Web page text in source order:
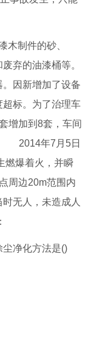
木制件的砂、
弃的油漆桶等。
因新增加了设备
标。为了治理车
增加到8套，车间
2014年7月5日
燃爆着火，并瞬
周边20m范围内
无人，未造成人
净化方法是()